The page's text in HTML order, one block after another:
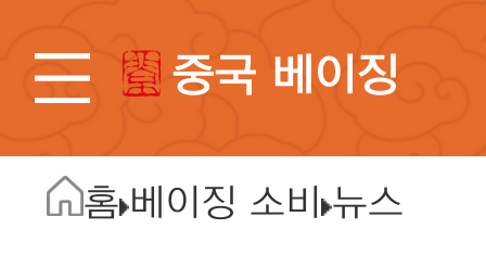
중국 베이징
홈 베이징 소비 뉴스